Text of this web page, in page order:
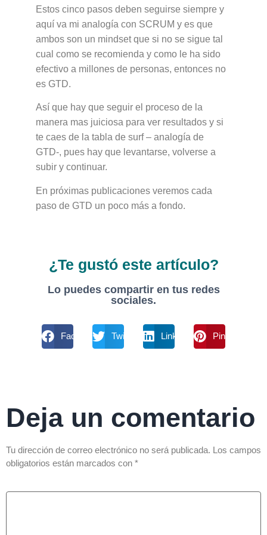
Estos cinco pasos deben seguirse siempre y
aquí va mi analogía con SCRUM y es que
ambos son un mindset que si no se sigue tal
cual como se recomienda y como le ha sido
efectivo a millones de personas, entonces no
es GTD.
Así que hay que seguir el proceso de la
manera mas juiciosa para ver resultados y si
te caes de la tabla de surf – analogía de
GTD-, pues hay que levantarse, volverse a
subir y continuar.
En próximas publicaciones veremos cada
paso de GTD un poco más a fondo.
¿Te gustó este artículo?
Lo puedes compartir en tus redes
sociales.
Facebook Twitter Linkdin Pinterest
Deja un comentario
Tu dirección de correo electrónico no será publicada. Los campos
obligatorios están marcados con *